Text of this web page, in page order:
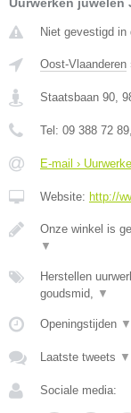
Niet gevestigd in
Oost-Vlaanderen
Staatsbaan 90,
Tel: 09 388 72 89
E-mail ›
Website: http://
Onze winkel is
▼
Herstellen
goudsmid, ▼
Openingstijden ▼
Laatste tweets ▼
Sociale media: